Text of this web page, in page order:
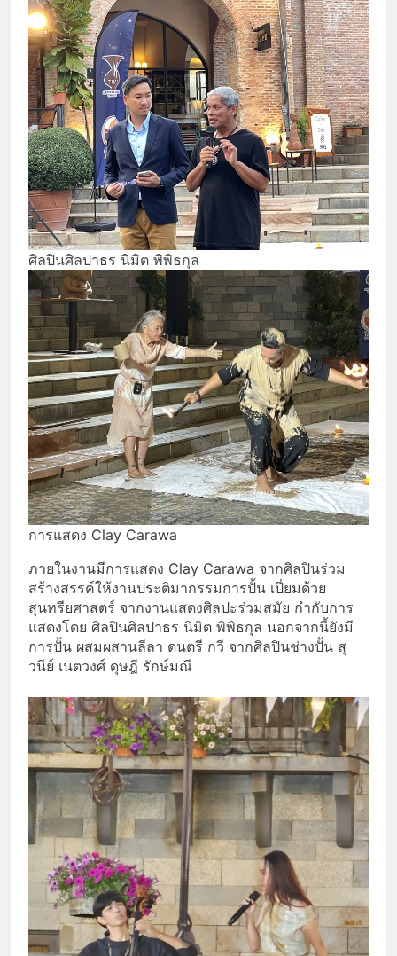
ศิลปินศิลปาธร นิมิต พิพิธกุล
การแสดง Clay Carawa
ภายในงานมีการแสดง Clay Carawa จากศิลปินร่วม
สร้างสรรค์ให้งานประติมากรรมการปั้น เปี่ยมด้วย
สุนทรียศาสตร์ จากงานแสดงศิลปะร่วมสมัย กำกับการ
แสดงโดย ศิลปินศิลปาธร นิมิต พิพิธกุล นอกจากนี้ยังมี
การปั้น ผสมผสานลีลา ดนตรี กวี จากศิลปินช่างปั้น สุ
วนีย์ เนตวงศ์ ดุษฎี รักษ์มณี